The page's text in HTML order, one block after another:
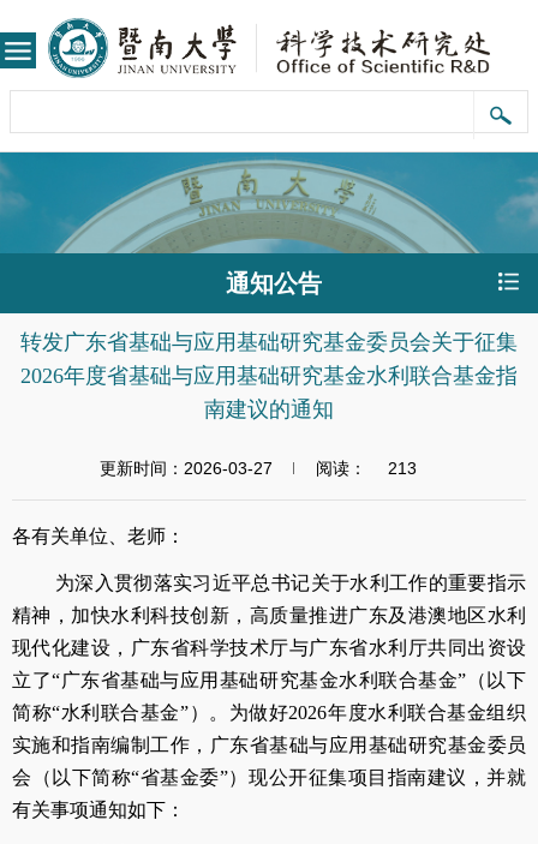
通知公告
转发广东省基础与应用基础研究基金委员会关于征集
2026年度省基础与应用基础研究基金水利联合基金指
南建议的通知
更新时间：2026-03-27 阅读： 213
各有关单位、老师：
为深入贯彻落实习近平总书记关于水利工作的重要指示
精神，加快水利科技创新，高质量推进广东及港澳地区水利
现代化建设，广东省科学技术厅与广东省水利厅共同出资设
立了“广东省基础与应用基础研究基金水利联合基金”（以下
简称“水利联合基金”）。为做好2026年度水利联合基金组织
实施和指南编制工作，广东省基础与应用基础研究基金委员
会（以下简称“省基金委”）现公开征集项目指南建议，并就
有关事项通知如下：